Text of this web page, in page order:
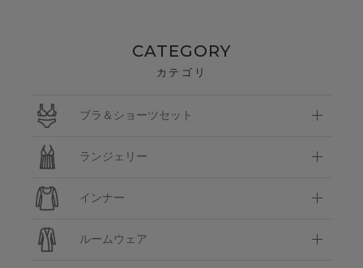
CATEGORY
カテゴリ
ブラ＆ショーツセット
ランジェリー
インナー
ルームウェア